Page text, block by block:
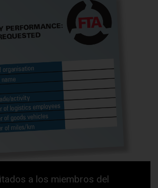
a los miembros del